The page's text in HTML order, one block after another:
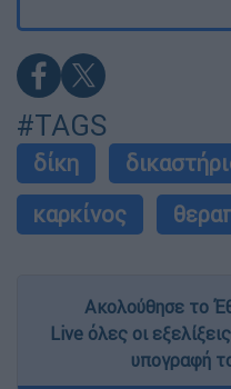
#TAGS
δίκη
καρκίνος
Ακολούθησε το
Live όλες οι
υπογραφή